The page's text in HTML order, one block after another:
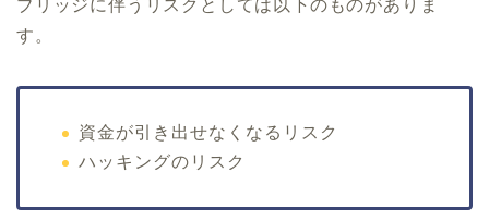
ブリッジに伴うリスクとしては以下のものがありま
す。
資金が引き出せなくなるリスク
ハッキングのリスク